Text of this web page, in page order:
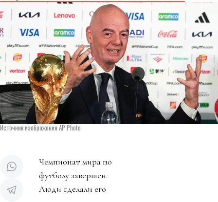
Источник изображения AP Photo
Чемпионат мира по
футболу завершен.
Люди сделали его